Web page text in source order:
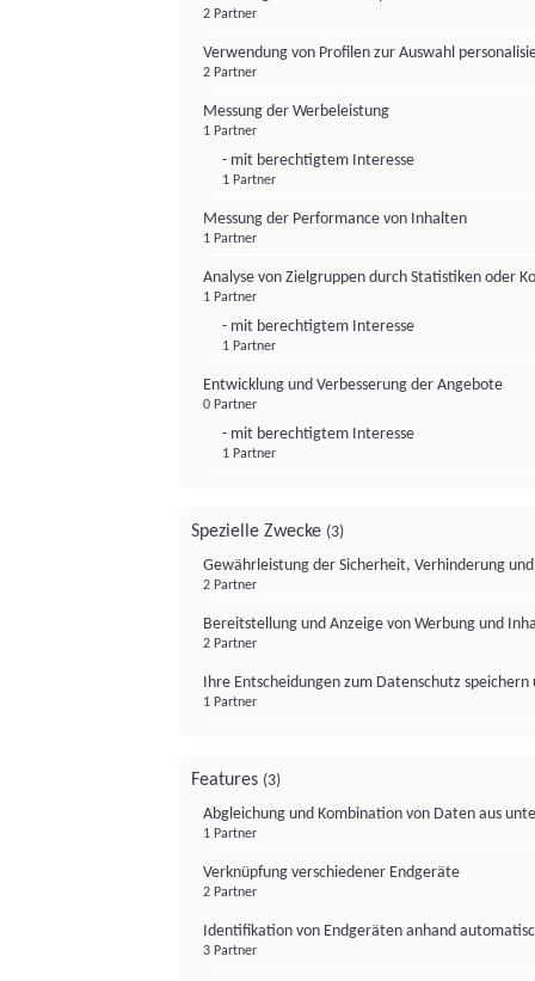
2 Partner
Verwendung von Profilen zur Auswahl
2 Partner
Messung der Werbeleistung
1 Partner
- mit berechtigtem Interesse
1 Partner
Messung der Performance von Inhalten
1 Partner
Analyse von Zielgruppen durch Statistiken oder
1 Partner
- mit berechtigtem Interesse
1 Partner
Entwicklung und Verbesserung der Angebote
0 Partner
- mit berechtigtem Interesse
1 Partner
Spezielle Zwecke (3)
Gewährleistung der Sicherheit, Verhinderung
2 Partner
Bereitstellung und Anzeige von Werbung und
2 Partner
Ihre Entscheidungen zum Datenschutz
1 Partner
Features (3)
Abgleichung und Kombination von Daten aus
1 Partner
Verknüpfung verschiedener Endgeräte
2 Partner
Identifikation von Endgeräten anhand
3 Partner